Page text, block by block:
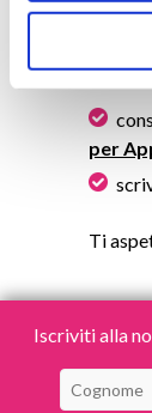
Per
per
Ti
Iscriviti alla